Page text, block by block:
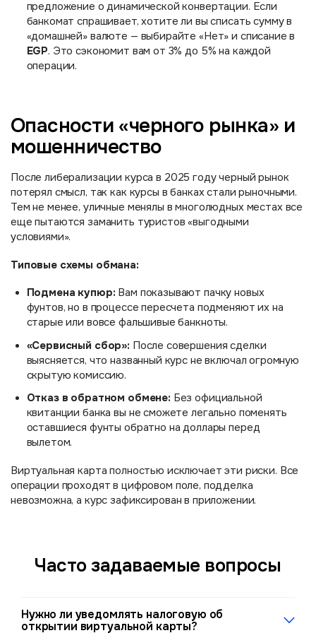
предложение о динамической конвертации. Если
банкомат спрашивает, хотите ли вы списать сумму в
«домашней» валюте — выбирайте «Нет» и списание в
EGP. Это сэкономит вам от 3% до 5% на каждой
операции.
Опасности «черного рынка» и
мошенничество
После либерализации курса в 2025 году черный рынок
потерял смысл, так как курсы в банках стали рыночными.
Тем не менее, уличные менялы в многолюдных местах все
еще пытаются заманить туристов «выгодными
условиями».
Типовые схемы обмана:
Подмена купюр: Вам показывают пачку новых
фунтов, но в процессе пересчета подменяют их на
старые или вовсе фальшивые банкноты.
«Сервисный сбор»: После совершения сделки
выясняется, что названный курс не включал огромную
скрытую комиссию.
Отказ в обратном обмене: Без официальной
квитанции банка вы не сможете легально поменять
оставшиеся фунты обратно на доллары перед
вылетом.
Виртуальная карта полностью исключает эти риски. Все
операции проходят в цифровом поле, подделка
невозможна, а курс зафиксирован в приложении.
Часто задаваемые вопросы
Нужно ли уведомлять налоговую об
открытии виртуальной карты?